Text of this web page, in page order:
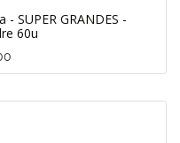
SUPER GRANDES -
60u